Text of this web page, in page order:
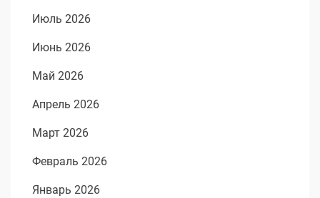
Июль 2026
Июнь 2026
Май 2026
Апрель 2026
Март 2026
Февраль 2026
Январь 2026